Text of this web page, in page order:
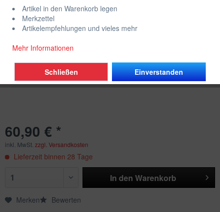
60,90 € *
inkl. MwSt. zzgl. Versandkosten
Lieferzeit binnen 28 Tage
In den Warenkorb
Merken Bewerten
Artikel in den Warenkorb legen
Merkzettel
Artikelempfehlungen und vieles mehr
Mehr Informationen
Einverstanden
Schließen